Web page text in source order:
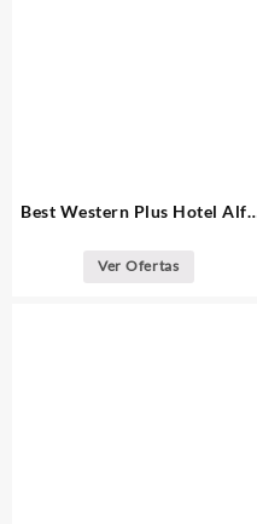
Best Western Plus Hotel Alfa
Ver Ofertas